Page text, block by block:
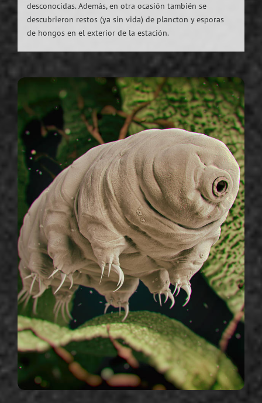
desconocidas. Además, en otra ocasión también se
descubrieron restos (ya sin vida) de plancton y esporas
de hongos en el exterior de la estación.